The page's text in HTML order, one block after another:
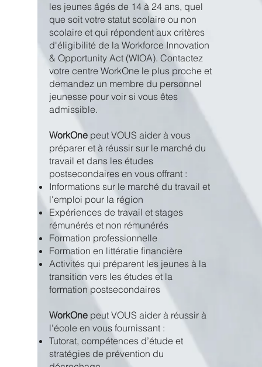
les jeunes âgés de 14 à 24 ans, quel
que soit votre statut scolaire ou non
scolaire et qui répondent aux critères
d'éligibilité de la Workforce Innovation
& Opportunity Act (WIOA). Contactez
votre centre WorkOne le plus proche et
demandez un membre du personnel
jeunesse pour voir si vous êtes
admissible.
WorkOne peut VOUS aider à vous
préparer et à réussir sur le marché du
travail et dans les études
postsecondaires en vous offrant :
Informations sur le marché du travail et
l'emploi pour la région
Expériences de travail et stages
rémunérés et non rémunérés
Formation professionnelle
Formation en littératie financière
Activités qui préparent les jeunes à la
transition vers les études et la
formation postsecondaires
WorkOne peut VOUS aider à réussir à
l'école en vous fournissant :
Tutorat, compétences d’étude et
stratégies de prévention du